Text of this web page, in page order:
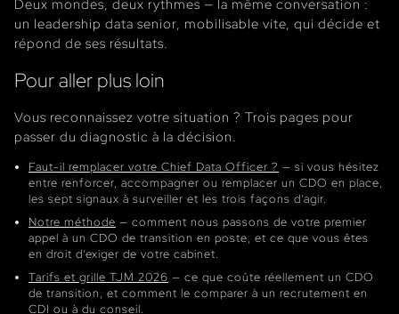
Deux mondes, deux rythmes — la même conversation :
un leadership data senior, mobilisable vite, qui décide et
répond de ses résultats.
Pour aller plus loin
Vous reconnaissez votre situation ? Trois pages pour
passer du diagnostic à la décision.
Faut-il remplacer votre Chief Data Officer ? — si vous hésitez
entre renforcer, accompagner ou remplacer un CDO en place,
les sept signaux à surveiller et les trois façons d’agir.
Notre méthode — comment nous passons de votre premier
appel à un CDO de transition en poste, et ce que vous êtes
en droit d’exiger de votre cabinet.
Tarifs et grille TJM 2026 — ce que coûte réellement un CDO
de transition, et comment le comparer à un recrutement en
CDI ou à du conseil.